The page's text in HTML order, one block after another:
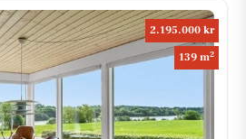
2.195.000 kr
139 m2